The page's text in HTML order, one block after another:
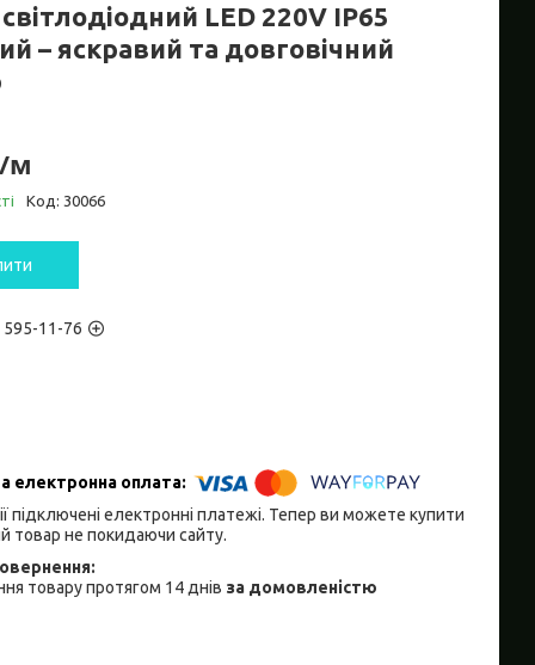
LED 220V IP65
– яскравий та довговічний
м
Код: 30066
595-11-76
підключені електронні платежі. Тепер ви можете купити
товар не покидаючи сайту.
товару протягом 14 днів за домовленістю